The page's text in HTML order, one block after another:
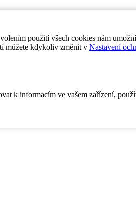
použití všech cookies nám
můžete kdykoliv změnit v Nastavení
k informacím ve vašem zařízení,